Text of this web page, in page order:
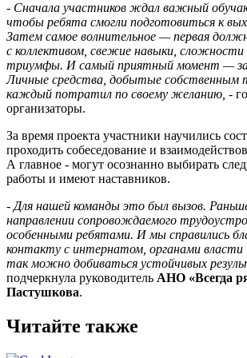
- Сначала участников ждал важный
чтобы ребята смогли подготовиться к
Затем самое волнительное — первая
с коллективом, свежие навыки, сложности
триумфы. И самый приятный момент —
Личные средства, добытые собственным
каждый потратил по своему желанию, -
организаторы.
За время проекта участники научились
проходить собеседование и
А главное - могут осознанно выбирать
работы и имеют наставников.
- Для нашей команды это был вызов.
направлении сопровождаемого
особенными ребятами. И мы справились
контакту с интернатом, органами власти
так можно добиваться устойчивых
подчеркнула руководитель АНО «Всегда
Пастушкова.
Читайте также